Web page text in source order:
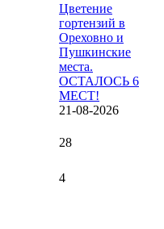
Цветение
гортензий в
Ореховно и
Пушкинские
места.
ОСТАЛОСЬ 6
МЕСТ!
21-08-2026
28
4